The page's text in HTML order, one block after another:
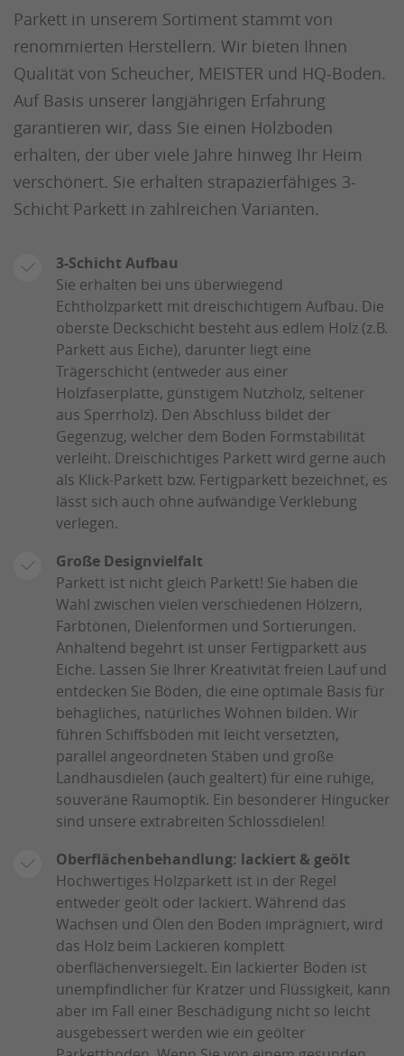
Parkett in unserem Sortiment stammt von
renommierten Herstellern. Wir bieten Ihnen
Qualität von Scheucher, MEISTER und HQ-Boden.
Auf Basis unserer langjährigen Erfahrung
garantieren wir, dass Sie einen Holzboden
erhalten, der über viele Jahre hinweg Ihr Heim
verschönert. Sie erhalten strapazierfähiges 3-
Schicht Parkett in zahlreichen Varianten.
3-Schicht Aufbau
Sie erhalten bei uns überwiegend
Echtholzparkett mit dreischichtigem Aufbau. Die
oberste Deckschicht besteht aus edlem Holz (z.B.
Parkett aus Eiche), darunter liegt eine
Trägerschicht (entweder aus einer
Holzfaserplatte, günstigem Nutzholz, seltener
aus Sperrholz). Den Abschluss bildet der
Gegenzug, welcher dem Boden Formstabilität
verleiht. Dreischichtiges Parkett wird gerne auch
als Klick-Parkett bzw. Fertigparkett bezeichnet, es
lässt sich auch ohne aufwändige Verklebung
verlegen.
Große Designvielfalt
Parkett ist nicht gleich Parkett! Sie haben die
Wahl zwischen vielen verschiedenen Hölzern,
Farbtönen, Dielenformen und Sortierungen.
Anhaltend begehrt ist unser Fertigparkett aus
Eiche. Lassen Sie Ihrer Kreativität freien Lauf und
entdecken Sie Böden, die eine optimale Basis für
behagliches, natürliches Wohnen bilden. Wir
führen Schiffsböden mit leicht versetzten,
parallel angeordneten Stäben und große
Landhausdielen (auch gealtert) für eine ruhige,
souveräne Raumoptik. Ein besonderer Hingucker
sind unsere extrabreiten Schlossdielen!
Oberflächenbehandlung: lackiert & geölt
Hochwertiges Holzparkett ist in der Regel
entweder geölt oder lackiert. Während das
Wachsen und Ölen den Boden imprägniert, wird
das Holz beim Lackieren komplett
oberflächenversiegelt. Ein lackierter Boden ist
unempfindlicher für Kratzer und Flüssigkeit, kann
aber im Fall einer Beschädigung nicht so leicht
ausgebessert werden wie ein geölter